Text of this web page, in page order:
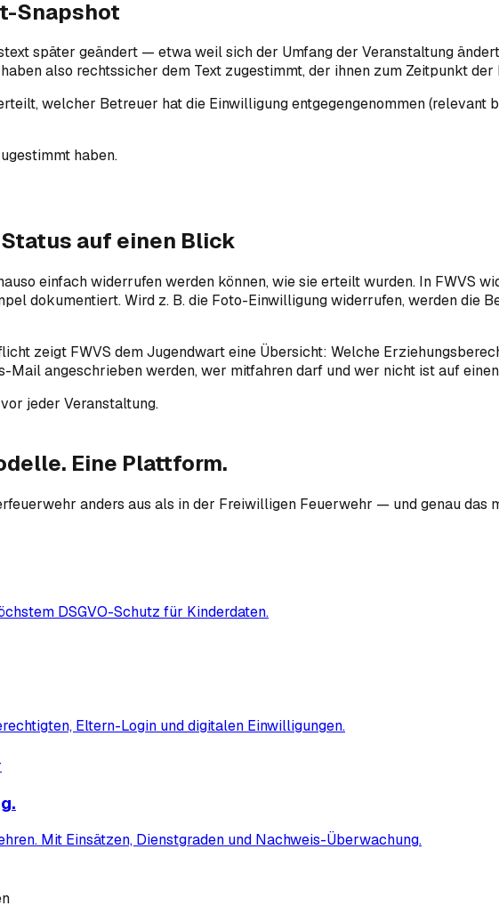
Snapshot
später geändert — etwa weil sich der Umfang der Veranstaltung
also rechtssicher dem Text zugestimmt, der ihnen zum Zeitpunkt
welcher Betreuer hat die Einwilligung entgegengenommen
haben.
auf einen Blick
einfach widerrufen werden können, wie sie erteilt wurden. In FWVS
dokumentiert. Wird z. B. die Foto-Einwilligung widerrufen, werden die
zeigt FWVS dem Jugendwart eine Übersicht: Welche
Mail angeschrieben werden, wer mitfahren darf und wer nicht ist auf
jeder Veranstaltung.
Eine Plattform.
anders aus als in der Freiwilligen Feuerwehr — und genau das
DSGVO-Schutz für Kinderdaten.
Eltern-Login und digitalen Einwilligungen.
Mit Einsätzen, Dienstgraden und Nachweis-Überwachung.